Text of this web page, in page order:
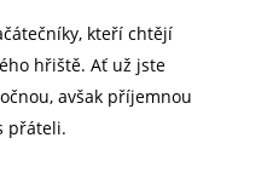
kteří chtějí
hřiště. Ať už jste
avšak příjemnou
přáteli.